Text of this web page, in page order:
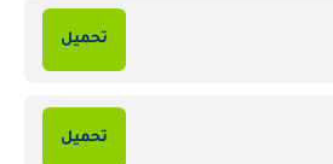
تحميل
تحميل